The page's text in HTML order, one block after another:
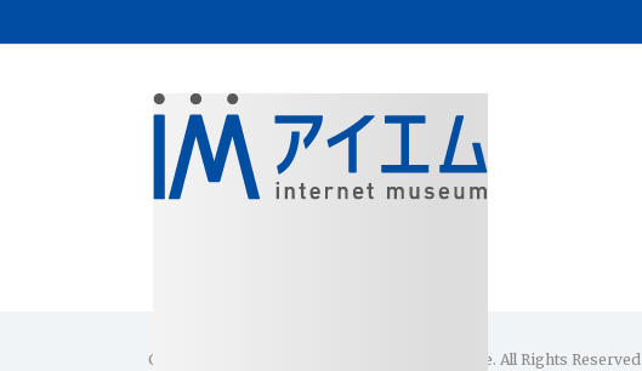
Copyright(C)1996-2026 Internet Museum Office. All Rights Reserved